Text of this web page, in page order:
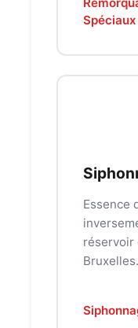
Essence
réservoir